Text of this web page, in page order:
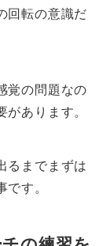
回転の意識だ
覚の問題なの
あります。
るまでまずは
す。